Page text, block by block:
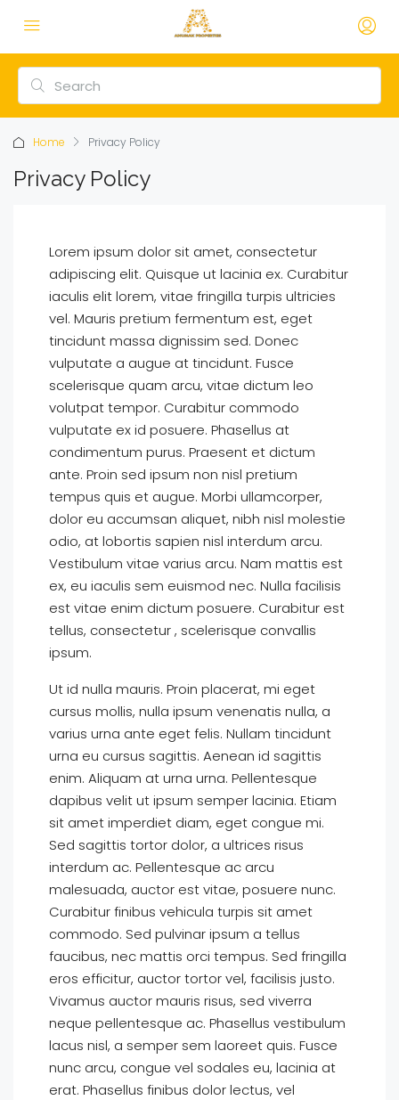
Home Privacy Policy
Privacy Policy
Lorem ipsum dolor sit amet, consectetur
adipiscing elit. Quisque ut lacinia ex. Curabitur
iaculis elit lorem, vitae fringilla turpis ultricies
vel. Mauris pretium fermentum est, eget
tincidunt massa dignissim sed. Donec
vulputate a augue at tincidunt. Fusce
scelerisque quam arcu, vitae dictum leo
volutpat tempor. Curabitur commodo
vulputate ex id posuere. Phasellus at
condimentum purus. Praesent et dictum
ante. Proin sed ipsum non nisl pretium
tempus quis et augue. Morbi ullamcorper,
dolor eu accumsan aliquet, nibh nisl molestie
odio, at lobortis sapien nisl interdum arcu.
Vestibulum vitae varius arcu. Nam mattis est
ex, eu iaculis sem euismod nec. Nulla facilisis
est vitae enim dictum posuere. Curabitur est
tellus, consectetur , scelerisque convallis
ipsum.
Ut id nulla mauris. Proin placerat, mi eget
cursus mollis, nulla ipsum venenatis nulla, a
varius urna ante eget felis. Nullam tincidunt
urna eu cursus sagittis. Aenean id sagittis
enim. Aliquam at urna urna. Pellentesque
dapibus velit ut ipsum semper lacinia. Etiam
sit amet imperdiet diam, eget congue mi.
Sed sagittis tortor dolor, a ultrices risus
interdum ac. Pellentesque ac arcu
malesuada, auctor est vitae, posuere nunc.
Curabitur finibus vehicula turpis sit amet
commodo. Sed pulvinar ipsum a tellus
faucibus, nec mattis orci tempus. Sed fringilla
eros efficitur, auctor tortor vel, facilisis justo.
Vivamus auctor mauris risus, sed viverra
neque pellentesque ac. Phasellus vestibulum
lacus nisl, a semper sem laoreet quis. Fusce
nunc arcu, congue vel sodales eu, lacinia at
erat. Phasellus finibus dolor lectus, vel